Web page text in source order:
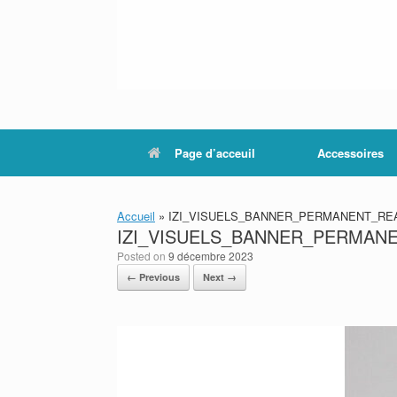
Page d’acceuil Accessoires
Accueil »
Posted on 9 décembre 2023
← Previous Next →